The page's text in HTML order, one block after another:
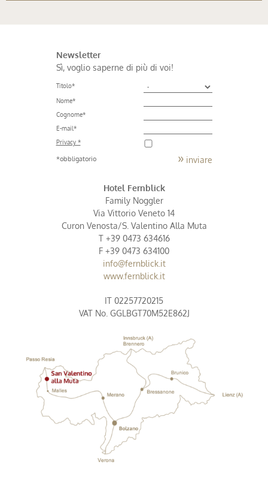
Newsletter
Sì, voglio saperne di più di voi!
Titolo*
Nome*
Cognome*
E-mail*
Privacy *
inviare
*obbligatorio
Hotel Fernblick
Family Noggler
Via Vittorio Veneto 14
Curon Venosta/S. Valentino Alla Muta
T +39 0473 634616
F +39 0473 634100
info@fernblick.it
www.fernblick.it
IT 02257720215
VAT No. GGLBGT70M52E862J